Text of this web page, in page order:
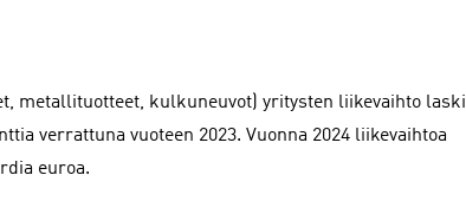
metallituotteet, kulkuneuvot) yritysten liikevaihto laski
verrattuna vuoteen 2023. Vuonna 2024 liikevaihtoa
euroa.